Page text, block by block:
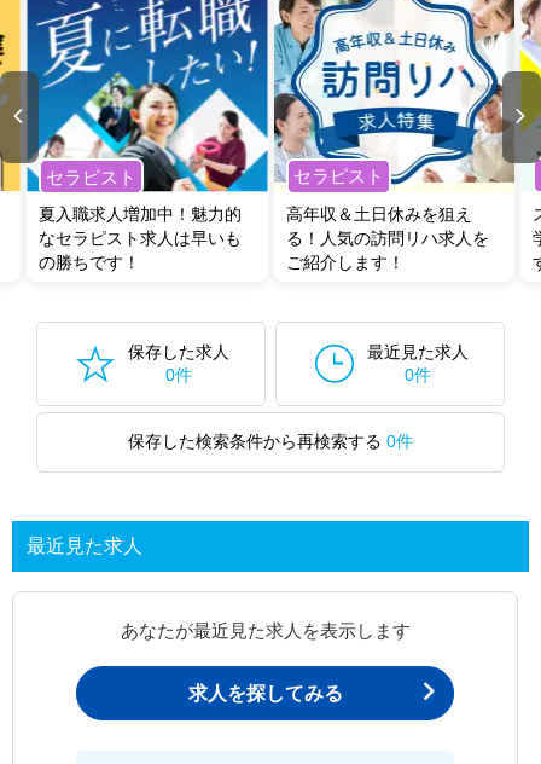
セラピスト
夏入職求人増加中！魅力的
なセラピスト求人は早いも
の勝ちです！
セラピスト
高年収＆土日休みを狙え
る！人気の訪問リハ求人を
ご紹介します！
保存した求人
0件
最近見た求人
0件
保存した検索条件から再検索する 0件
最近見た求人
あなたが最近見た求人を表示します
求人を探してみる